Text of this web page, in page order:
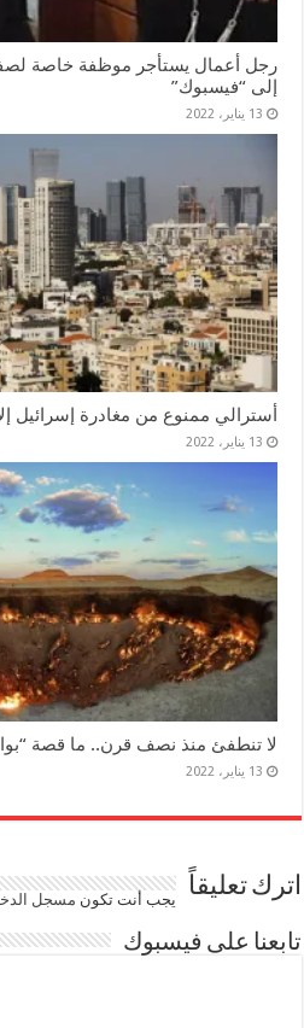
رجل أعمال يستأجر موظفة خاصة
إلى “فيسبوك”
13 يناير، 2022
أسترالي ممنوع من مغادرة إسرائيل إلا بعد
13 يناير، 2022
لا تنطفئ منذ نصف قرن.. ما قصة
13 يناير، 2022
اترك تعليقاً يجب أنت تكون مسجل
تابعنا على فيسبوك